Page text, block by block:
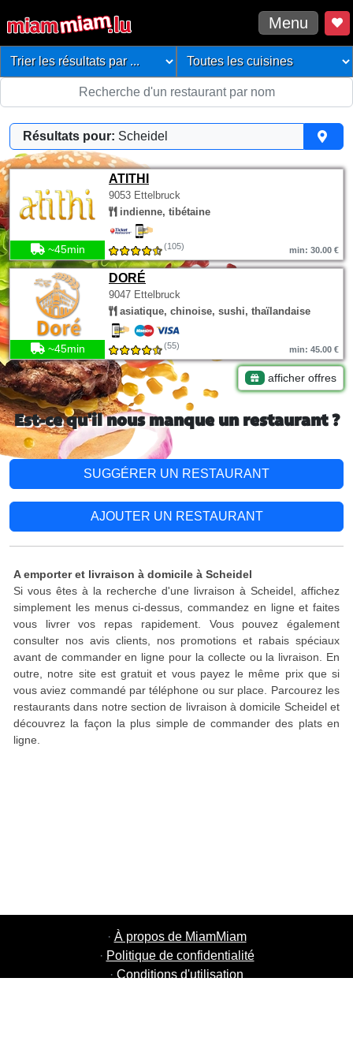
Menu
Résultats pour: Scheidel
ATITHI
9053 Ettelbruck
indienne, tibétaine
~45min (105) min: 30.00 €
DORÉ
9047 Ettelbruck
asiatique, chinoise, sushi, thaïlandaise
~45min (55) min: 45.00 €
afficher offres
Est-ce qu'il nous manque un restaurant ?
SUGGÉRER UN RESTAURANT
AJOUTER UN RESTAURANT
A emporter et livraison à domicile à Scheidel
Si vous êtes à la recherche d'une livraison à Scheidel, affichez
simplement les menus ci-dessus, commandez en ligne et faites
vous livrer vos repas rapidement. Vous pouvez également
consulter nos avis clients, nos promotions et rabais spéciaux
avant de commander en ligne pour la collecte ou la livraison. En
outre, notre site est gratuit et vous payez le même prix que si
vous aviez commandé par téléphone ou sur place. Parcourez les
restaurants dans notre section de livraison à domicile Scheidel et
découvrez la façon la plus simple de commander des plats en
ligne.
· À propos de MiamMiam
· Politique de confidentialité
· Conditions d'utilisation